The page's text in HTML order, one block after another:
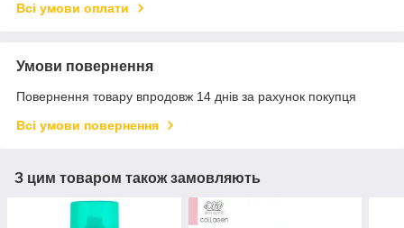
Всі умови оплати
Умови повернення
Повернення товару впродовж 14 днів за рахунок покупця
Всі умови повернення
З цим товаром також замовляють